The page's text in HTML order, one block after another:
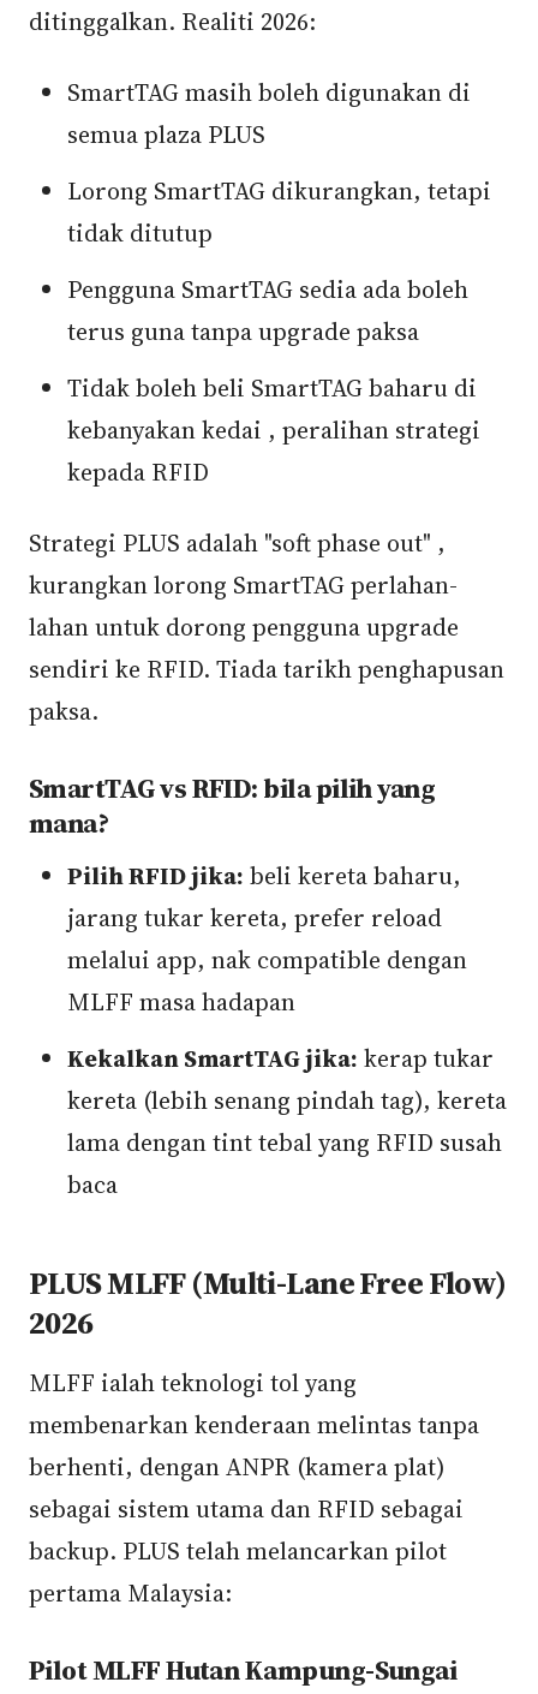
ditinggalkan. Realiti 2026:
SmartTAG masih boleh digunakan di
semua plaza PLUS
Lorong SmartTAG dikurangkan, tetapi
tidak ditutup
Pengguna SmartTAG sedia ada boleh
terus guna tanpa upgrade paksa
Tidak boleh beli SmartTAG baharu di
kebanyakan kedai , peralihan strategi
kepada RFID
Strategi PLUS adalah "soft phase out" ,
kurangkan lorong SmartTAG perlahan-
lahan untuk dorong pengguna upgrade
sendiri ke RFID. Tiada tarikh penghapusan
paksa.
SmartTAG vs RFID: bila pilih yang
mana?
Pilih RFID jika: beli kereta baharu,
jarang tukar kereta, prefer reload
melalui app, nak compatible dengan
MLFF masa hadapan
Kekalkan SmartTAG jika: kerap tukar
kereta (lebih senang pindah tag), kereta
lama dengan tint tebal yang RFID susah
baca
PLUS MLFF (Multi-Lane Free Flow)
2026
MLFF ialah teknologi tol yang
membenarkan kenderaan melintas tanpa
berhenti, dengan ANPR (kamera plat)
sebagai sistem utama dan RFID sebagai
backup. PLUS telah melancarkan pilot
pertama Malaysia:
Pilot MLFF Hutan Kampung-Sungai